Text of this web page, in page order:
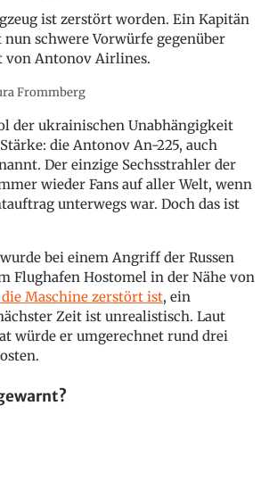
ist zerstört worden. Ein Kapitän
nun schwere Vorwürfe gegenüber
von Antonov Airlines.
Frommberg
der ukrainischen Unabhängigkeit
die Antonov An-225, auch
Der einzige Sechsstrahler der
wieder Fans auf aller Welt, wenn
unterwegs war. Doch das ist
bei einem Angriff der Russen
Flughafen Hostomel in der Nähe von
die Maschine zerstört ist, ein
Zeit ist unrealistisch. Laut
würde er umgerechnet rund drei